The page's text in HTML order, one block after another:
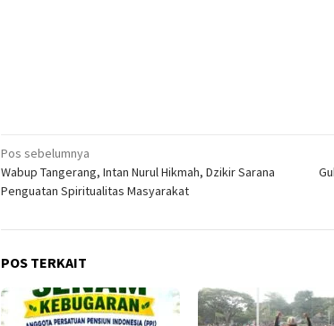
Navigasi
pos
Pos sebelumnya
Wabup Tangerang, Intan Nurul Hikmah, Dzikir Sarana
Penguatan Spiritualitas Masyarakat
POS TERKAIT